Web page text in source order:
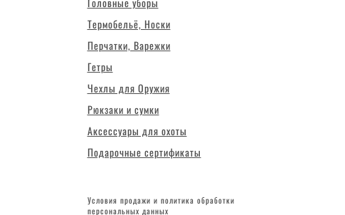
Термобельё, Носки
Перчатки, Варежки
Гетры
Чехлы для Оружия
Рюкзаки и сумки
Аксессуары для охоты
Подарочные сертификаты
Условия продажи и политика обработки
персональных данных